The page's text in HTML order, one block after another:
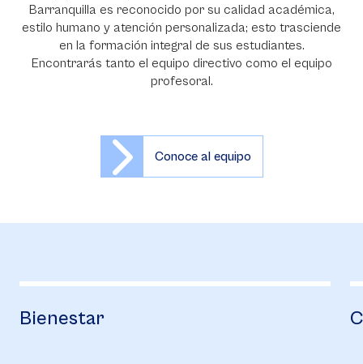
Barranquilla es reconocido por su calidad académica,
estilo humano y atención personalizada; esto trasciende
en la formación integral de sus estudiantes.
Encontrarás tanto el equipo directivo como el equipo
profesoral.
Conoce al equipo
Campus Life